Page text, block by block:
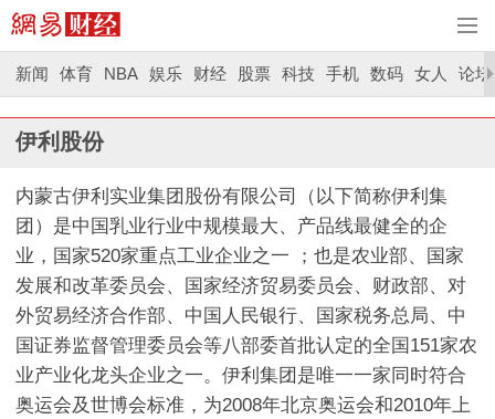
新闻 体育 NBA 娱乐 财经 股票 科技 手机 数码 女人 论坛
伊利股份
内蒙古伊利实业集团股份有限公司（以下简称伊利集
团）是中国乳业行业中规模最大、产品线最健全的企
业，国家520家重点工业企业之一 ；也是农业部、国家
发展和改革委员会、国家经济贸易委员会、财政部、对
外贸易经济合作部、中国人民银行、国家税务总局、中
国证券监督管理委员会等八部委首批认定的全国151家农
业产业化龙头企业之一。伊利集团是唯一一家同时符合
奥运会及世博会标准，为2008年北京奥运会和2010年上